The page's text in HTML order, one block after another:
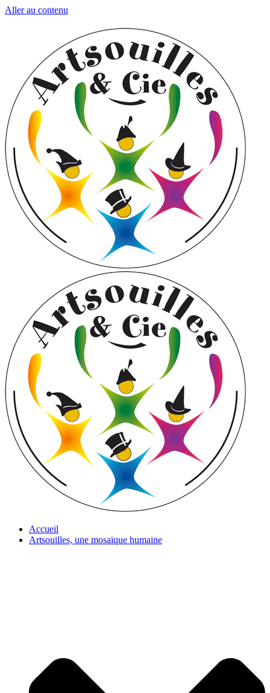
Aller au contenu
Accueil
Artsouilles, une mosaïque humaine